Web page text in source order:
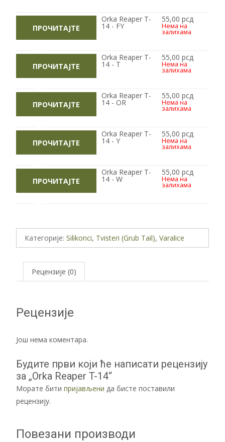
ПРОЧИТАЈТЕ
ЈОШ
Orka Reaper T-
14 - FY
55,00 рсд
Нема на
залихама
ПРОЧИТАЈТЕ
ЈОШ
Orka Reaper T-
14 - T
55,00 рсд
Нема на
залихама
ПРОЧИТАЈТЕ
ЈОШ
Orka Reaper T-
14 - OR
55,00 рсд
Нема на
залихама
ПРОЧИТАЈТЕ
ЈОШ
Orka Reaper T-
14 - Y
55,00 рсд
Нема на
залихама
ПРОЧИТАЈТЕ
Orka Reaper T-
14 - W
55,00 рсд
Нема на
залихама
Категорије: Silikonci, Tvisteri (Grub Tail), Varalice
Рецензије (0)
Рецензије
Још нема коментара.
Будите први који ће написати рецензију
за „Orka Reaper T-14“
Морате бити пријављени да бисте поставили
рецензију.
Повезани производи